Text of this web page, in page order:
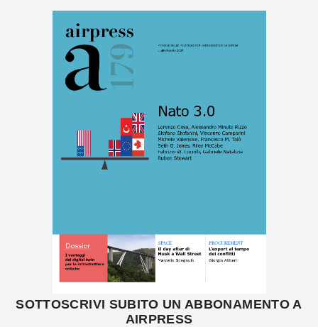
SOTTOSCRIVI SUBITO UN ABBONAMENTO A
AIRPRESS